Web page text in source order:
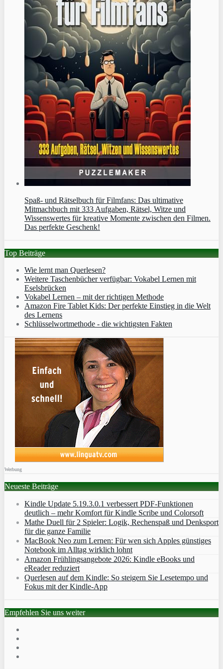
Spaß- und Rätselbuch für Filmfans: Das ultimative
Mitmachbuch mit 333 Aufgaben, Rätsel, Witze und
Wissenswertes für kreative Momente zwischen den Filmen.
Das perfekte Geschenk!
Top Beiträge
Wie lernt man Querlesen?
Weitere Taschenbücher verfügbar: Vokabel Lernen mit
Eselsbrücken
Vokabel Lernen – mit der richtigen Methode
Amazon Fire Tablet Kids: Der perfekte Einstieg in die Welt
des Lernens
Schlüsselwortmethode - die wichtigsten Fakten
Werbung
Neueste Beiträge
Kindle Update 5.19.3.0.1 verbessert PDF-Funktionen
deutlich – mehr Komfort für Kindle Scribe und Colorsoft
Mathe Duell für 2 Spieler: Logik, Rechenspaß und Denksport
für die ganze Familie
MacBook Neo zum Lernen: Für wen sich Apples günstiges
Notebook im Alltag wirklich lohnt
Amazon Frühlingsangebote 2026: Kindle eBooks und
eReader reduziert
Querlesen auf dem Kindle: So steigern Sie Lesetempo und
Fokus mit der Kindle-App
Empfehlen Sie uns weiter